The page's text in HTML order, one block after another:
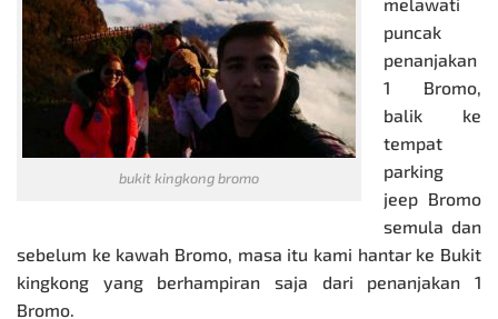
bukit kingkong bromo
puncak
penanjakan
1 Bromo,
balik ke
tempat
parking
jeep Bromo
semula dan
sebelum ke kawah Bromo, masa itu kami hantar ke Bukit
kingkong yang berhampiran saja dari penanjakan 1
Bromo.